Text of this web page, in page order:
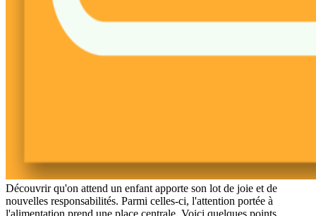
Découvrir qu'on attend un enfant apporte son lot de joie et de
nouvelles responsabilités. Parmi celles-ci, l'attention portée à
l'alimentation prend une place centrale. Voici quelques points